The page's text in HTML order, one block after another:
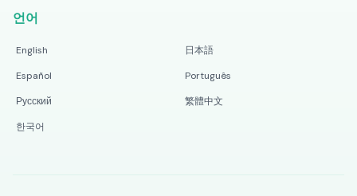
언어
English
日本語
Español
Português
Русский
繁體中文
한국어